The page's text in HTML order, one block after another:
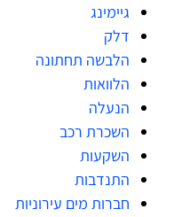
גיימינג
דלק
הלבשה תחתונה
הלוואות
הנעלה
השכרת רכב
השקעות
התנדבות
חברות מים עירוניות